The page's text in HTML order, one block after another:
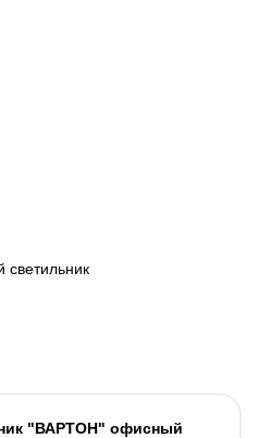
светильник
"ВАРТОН" офисный